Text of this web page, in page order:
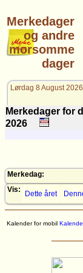
Merkedager
og andre
morsomme
dager
Lørdag 8 August 2026
Merkedager for
2026
Merkedag:
Vis:
Dette året
Kalender for mobil